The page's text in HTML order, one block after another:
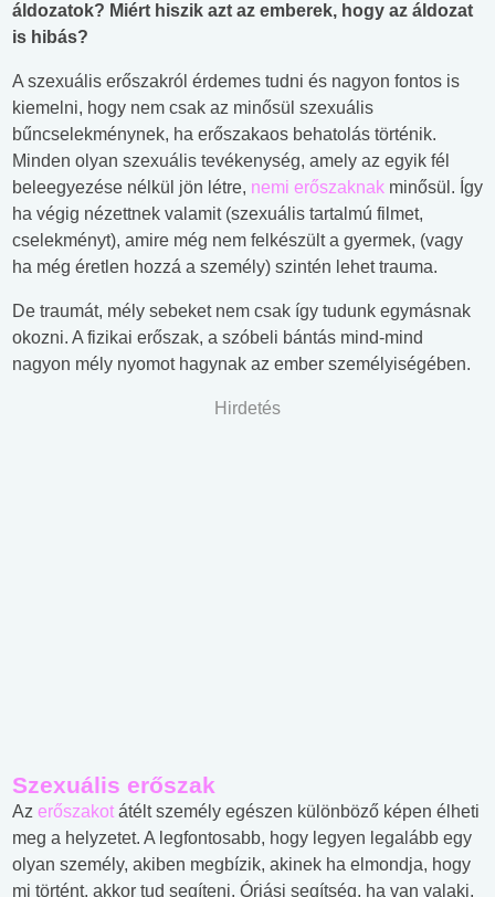
áldozatok? Miért hiszik azt az emberek, hogy az áldozat
is hibás?
A szexuális erőszakról érdemes tudni és nagyon fontos is
kiemelni, hogy nem csak az minősül szexuális
bűncselekménynek, ha erőszakaos behatolás történik.
Minden olyan szexuális tevékenység, amely az egyik fél
beleegyezése nélkül jön létre, nemi erőszaknak minősül. Így
ha végig nézettnek valamit (szexuális tartalmú filmet,
cselekményt), amire még nem felkészült a gyermek, (vagy
ha még éretlen hozzá a személy) szintén lehet trauma.
De traumát, mély sebeket nem csak így tudunk egymásnak
okozni. A fizikai erőszak, a szóbeli bántás mind-mind
nagyon mély nyomot hagynak az ember személyiségében.
Hirdetés
Szexuális erőszak
Az erőszakot átélt személy egészen különböző képen élheti
meg a helyzetet. A legfontosabb, hogy legyen legalább egy
olyan személy, akiben megbízik, akinek ha elmondja, hogy
mi történt, akkor tud segíteni. Óriási segítség, ha van valaki,